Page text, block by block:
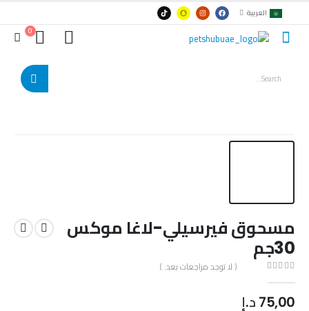
العربية
0
مسحوق فيرسيلي-لاغا موكس
30جم
( لا توجد مراجعات بعد. )
75,00 د.إ